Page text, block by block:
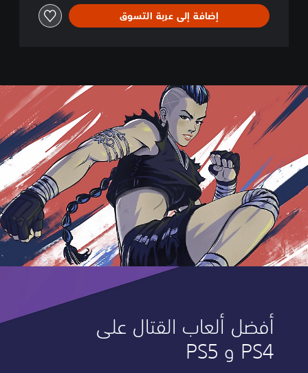
إضافة إلى عربة التسوق
أفضل ألعاب القتال على
PS4 و PS5